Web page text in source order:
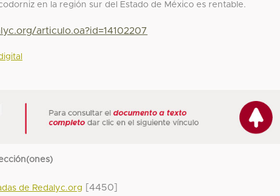
en la región sur del Estado de México es rentable.
articulo.oa?id=14102207
de Redalyc.org [4450]